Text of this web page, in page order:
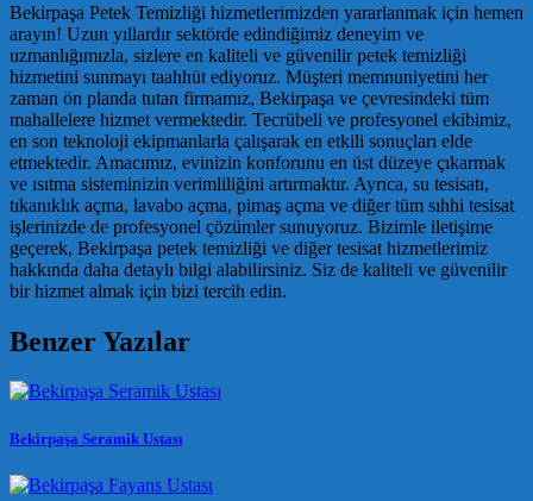
Bekirpaşa Petek Temizliği hizmetlerimizden yararlanmak için hemen
arayın! Uzun yıllardır sektörde edindiğimiz deneyim ve
uzmanlığımızla, sizlere en kaliteli ve güvenilir petek temizliği
hizmetini sunmayı taahhüt ediyoruz. Müşteri memnuniyetini her
zaman ön planda tutan firmamız, Bekirpaşa ve çevresindeki tüm
mahallelere hizmet vermektedir. Tecrübeli ve profesyonel ekibimiz,
en son teknoloji ekipmanlarla çalışarak en etkili sonuçları elde
etmektedir. Amacımız, evinizin konforunu en üst düzeye çıkarmak
ve ısıtma sisteminizin verimliliğini artırmaktır. Ayrıca, su tesisatı,
tıkanıklık açma, lavabo açma, pimaş açma ve diğer tüm sıhhi tesisat
işlerinizde de profesyonel çözümler sunuyoruz. Bizimle iletişime
geçerek, Bekirpaşa petek temizliği ve diğer tesisat hizmetlerimiz
hakkında daha detaylı bilgi alabilirsiniz. Siz de kaliteli ve güvenilir
bir hizmet almak için bizi tercih edin.
Benzer Yazılar
Bekirpaşa Seramik Ustası